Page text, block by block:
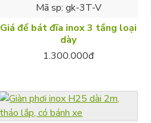
Mã sp: gk-3T-V
Giá để bát đĩa inox 3 tầng loại
dày
1.300.000đ